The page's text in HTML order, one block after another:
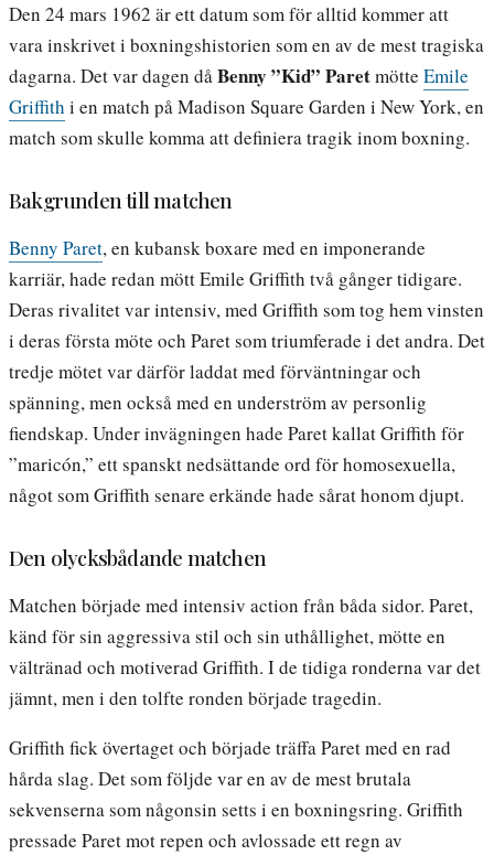
Den 24 mars 1962 är ett datum som för alltid kommer att
vara inskrivet i boxningshistorien som en av de mest tragiska
dagarna. Det var dagen dåBenny ”Kid” Paretmötte Emile
Griffith i en match på Madison Square Garden i New York, en
match som skulle komma att definiera tragik inom boxning.
Bakgrunden till matchen
Benny Paret, en kubansk boxare med en imponerande
karriär, hade redan mött Emile Griffith två gånger tidigare.
Deras rivalitet var intensiv, med Griffith som tog hem vinsten
i deras första möte och Paret som triumferade i det andra. Det
tredje mötet var därför laddat med förväntningar och
spänning, men också med en underström av personlig
fiendskap. Under invägningen hade Paret kallat Griffith för
”maricón,” ett spanskt nedsättande ord för homosexuella,
något som Griffith senare erkände hade sårat honom djupt.
Den olycksbådande matchen
Matchen började med intensiv action från båda sidor. Paret,
känd för sin aggressiva stil och sin uthållighet, mötte en
vältränad och motiverad Griffith. I de tidiga ronderna var det
jämnt, men i den tolfte ronden började tragedin.
Griffith fick övertaget och började träffa Paret med en rad
hårda slag. Det som följde var en av de mest brutala
sekvenserna som någonsin setts i en boxningsring. Griffith
pressade Paret mot repen och avlossade ett regn av